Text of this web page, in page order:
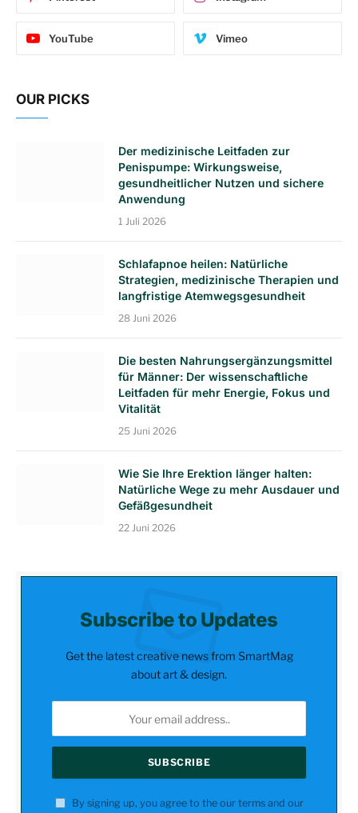
YouTube Vimeo
OUR PICKS
Der medizinische Leitfaden zur
Penispumpe: Wirkungsweise,
gesundheitlicher Nutzen und sichere
Anwendung
1 Juli 2026
Schlafapnoe heilen: Natürliche
Strategien, medizinische Therapien und
langfristige Atemwegsgesundheit
28 Juni 2026
Die besten Nahrungsergänzungsmittel
für Männer: Der wissenschaftliche
Leitfaden für mehr Energie, Fokus und
Vitalität
25 Juni 2026
Wie Sie Ihre Erektion länger halten:
Natürliche Wege zu mehr Ausdauer und
Gefäßgesundheit
22 Juni 2026
Subscribe to Updates
Get the latest creative news from SmartMag
about art & design.
By signing up, you agree to the our terms and our